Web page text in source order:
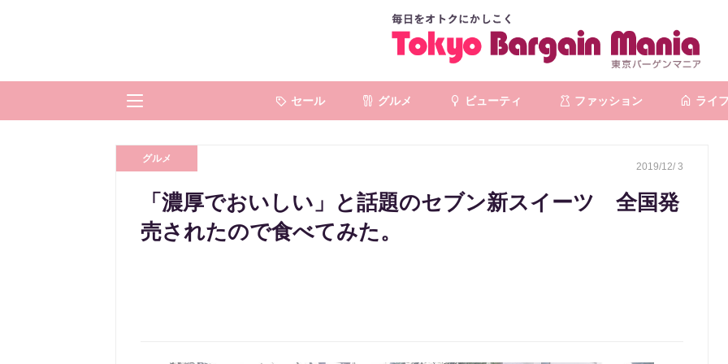
セール グルメ ビューティ ファッション ライフ
グルメ
2019/12/ 3
「濃厚でおいしい」と話題のセブン新スイーツ 全国発
売されたので食べてみた。